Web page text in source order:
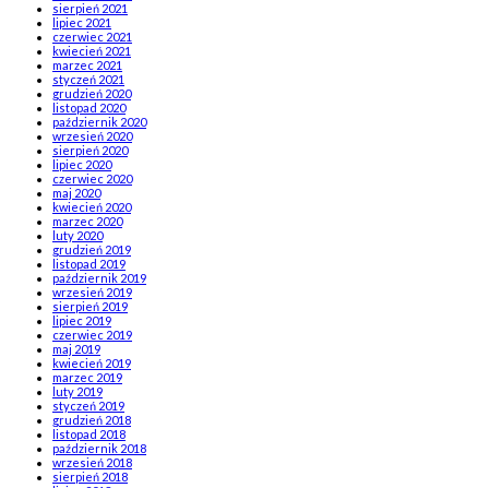
sierpień 2021
lipiec 2021
czerwiec 2021
kwiecień 2021
marzec 2021
styczeń 2021
grudzień 2020
listopad 2020
październik 2020
wrzesień 2020
sierpień 2020
lipiec 2020
czerwiec 2020
maj 2020
kwiecień 2020
marzec 2020
luty 2020
grudzień 2019
listopad 2019
październik 2019
wrzesień 2019
sierpień 2019
lipiec 2019
czerwiec 2019
maj 2019
kwiecień 2019
marzec 2019
luty 2019
styczeń 2019
grudzień 2018
listopad 2018
październik 2018
wrzesień 2018
sierpień 2018